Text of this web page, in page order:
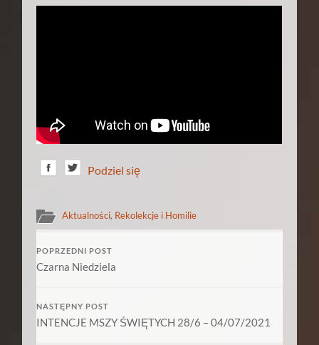
Podziel się
Aktualności, Rekolekcje i Homilie
POPRZEDNI POST
Czarna Niedziela
NASTĘPNY POST
INTENCJE MSZY ŚWIĘTYCH 28/6 – 04/07/2021